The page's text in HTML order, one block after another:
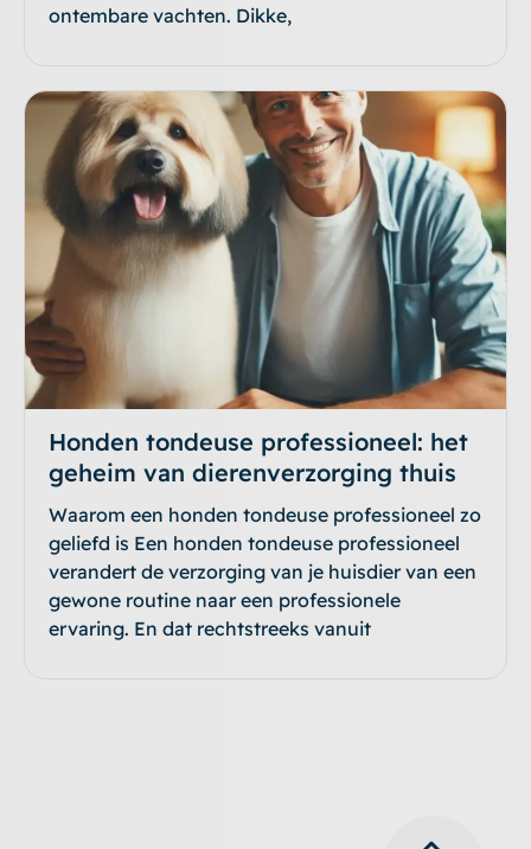
ontembare vachten. Dikke,
Honden tondeuse professioneel: het
geheim van dierenverzorging thuis
Waarom een honden tondeuse professioneel zo
geliefd is Een honden tondeuse professioneel
verandert de verzorging van je huisdier van een
gewone routine naar een professionele
ervaring. En dat rechtstreeks vanuit